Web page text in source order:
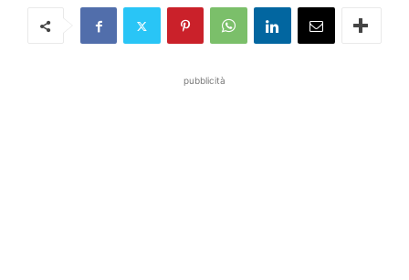
pubblicità